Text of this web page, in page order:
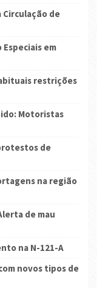
Circulação de
em
restrições
Motoristas
de
na região
de mau
na N-121-A
novos tipos de